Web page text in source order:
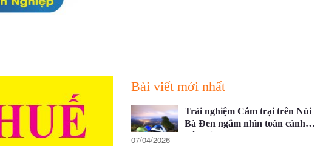
Bài viết mới nhất
Trải nghiệm Cắm trại trên Núi
Bà Đen ngắm nhìn toàn cảnh
Tây Ninh
07/04/2026